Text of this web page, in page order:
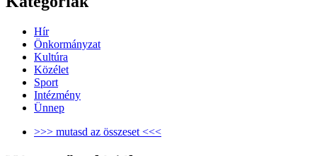
Hír
Önkormányzat
Kultúra
Közélet
Sport
Intézmény
Ünnep
>>> mutasd az összeset <<<